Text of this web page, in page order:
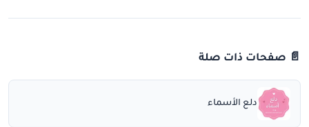
📄 صفحات ذات صلة
دلع الأسماء